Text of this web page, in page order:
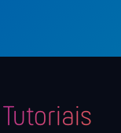
Tutoriais